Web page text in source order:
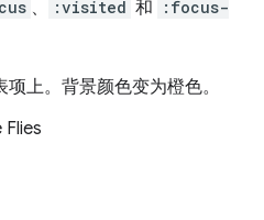
、 :visited 和
:focus-
项上。背景颜色变为橙色。